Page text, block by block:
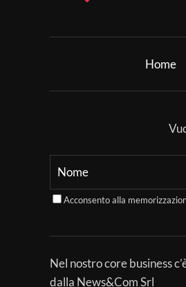
Home
Acconsento alla
Nel nostro core business
dalla News&Com Srl